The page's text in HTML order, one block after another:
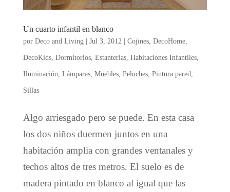
Un cuarto infantil en blanco
por Deco and Living| Jul 3, 2012| Cojines, DecoHome,
DecoKids, Dormitorios, Estanterias, Habitaciones Infantiles,
Iluminación, Lámparas, Muebles, Peluches, Pintura pared,
Sillas
Algo arriesgado pero se puede. En esta casa
los dos niños duermen juntos en una
habitación amplia con grandes ventanales y
techos altos de tres metros. El suelo es de
madera pintado en blanco al igual que las